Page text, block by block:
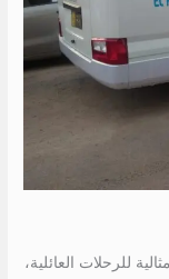
للرحلات العائلية،